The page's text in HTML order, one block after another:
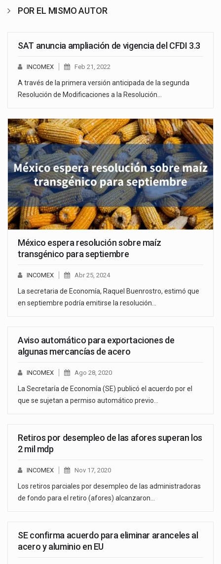
POR EL MISMO AUTOR
SAT anuncia ampliación de vigencia del CFDI 3.3
INCOMEX Feb 21, 2022
A través de la primera versión anticipada de la segunda
Resolución de Modificaciones a la Resolución…
México espera resolución sobre maíz
transgénico para septiembre
INCOMEX Abr 25, 2024
La secretaria de Economía, Raquel Buenrostro, estimó que
en septiembre podría emitirse la resolución…
Aviso automático para exportaciones de
algunas mercancías de acero
INCOMEX Ago 28, 2020
La Secretaría de Economía (SE) publicó el acuerdo por el
que se sujetan a permiso automático previo…
Retiros por desempleo de las afores superan los
2 mil mdp
INCOMEX Nov 17, 2020
Los retiros parciales por desempleo de las administradoras
de fondo para el retiro (afores) alcanzaron…
SE confirma acuerdo para eliminar aranceles al
acero y aluminio en EU